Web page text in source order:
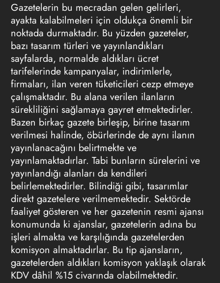
Gazetelerin bu mecradan gelen gelirleri,
ayakta kalabilmeleri için oldukça önemli bir
noktada durmaktadır. Bu yüzden gazeteler,
bazı tasarım türleri ve yayınlandıkları
sayfalarda, normalde aldıkları ücret
tarifelerinde kampanyalar, indirimlerle,
firmaları, ilan veren tüketicileri cezp etmeye
çalışmaktadır. Bu alana verilen ilanların
sürekliliğini sağlamaya gayret etmektedirler.
Bazen birkaç gazete birleşip, birine tasarım
verilmesi halinde, öbürlerinde de aynı ilanın
yayınlanacağını belirtmekte ve
yayınlamaktadırlar. Tabi bunların sürelerini ve
yayınlandığı alanları da kendileri
belirlemektedirler. Bilindiği gibi, tasarımlar
direkt gazetelere verilmemektedir. Sektörde
faaliyet gösteren ve her gazetenin resmi ajansı
konumunda ki ajanslar, gazetelerin adına bu
işleri almakta ve karşılığında gazetelerden
komisyon almaktadırlar. Bu tip ajansların,
gazetelerden aldıkları komisyon yaklaşık olarak
KDV dâhil %15 civarında olabilmektedir.